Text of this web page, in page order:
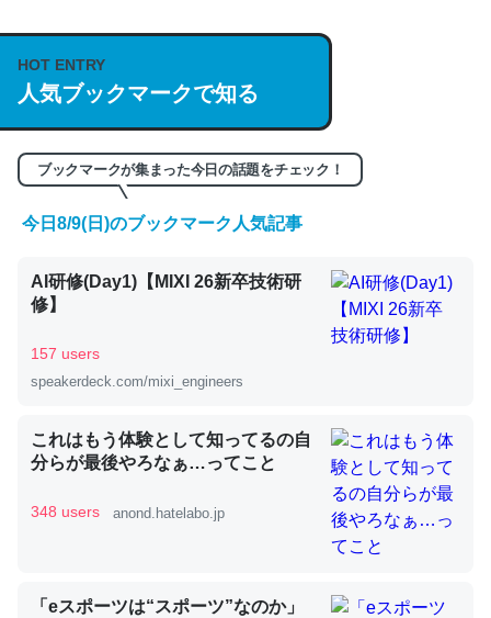
説してる記事が少ないので貴重な良記事。/続編来た
https://isobe324649.hatenablog.com/entry/2023/03/27
/064121
─GPTの仕組みと限界についての考察（１） - conceptualization
くらい。小説でいう「ずっと前の伏線」は回収されないけ
ど、短期記憶というには多い分量。進化すればするほど分
かりやすく強くなりそう
─GPTの仕組みと限界についての考察（１） - conceptualization
昆虫ってカルシウム少ないのか。知らんかった。調べたら
コオロギのカルシウム分はエビの600分の1程度。
HOT ENTRY
人気ブックマークで知る
ブックマークが集まった今日の話題をチェック！
今日8/9(日)のブックマーク人気記事
AI研修(Day1)【MIXI 26新卒技術研
修】
157 users
speakerdeck.com/mixi_engineers
これはもう体験として知ってるの自
分らが最後やろなぁ…ってこと
348 users anond.hatelabo.jp
「eスポーツは“スポーツ”なのか」